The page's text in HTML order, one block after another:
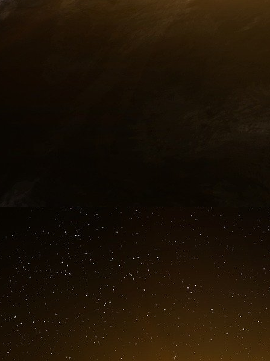
négociations. Des émissaires s’y attellent
14 novembre 2024. Sébastien Lecornu,
et Jean-Noël Barrot, ministre de l’Europe et
un camp de manœuvre de l’Est de la France.
point d’étape sur la mission de la Task
formation au profit des militaires ukrainiens.
Depuis le mois de septembre 2024, la
brigade Anne de Kyiv. Ils sont entraînés et
Task force « Champagne ». Cette